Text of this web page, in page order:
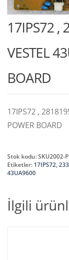
17IPS72 ,
VESTEL
BOARD
17IPS72 ,
POWER BOARD
Stok kodu:SKU2002-P
Etiketler: 17IPS72,
43UA9600
İlgili